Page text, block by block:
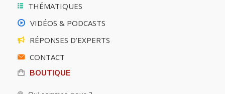
THÉMATIQUES
VIDÉOS & PODCASTS
RÉPONSES D’EXPERTS
CONTACT
BOUTIQUE